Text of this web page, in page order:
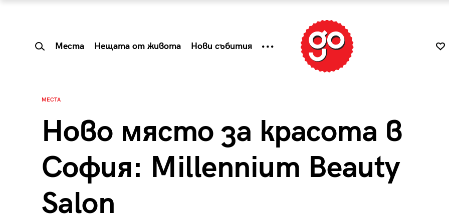
Места Нещата от живота Нови събития
МЕСТА
Ново място за красота в
София: Millennium Beauty
Salon